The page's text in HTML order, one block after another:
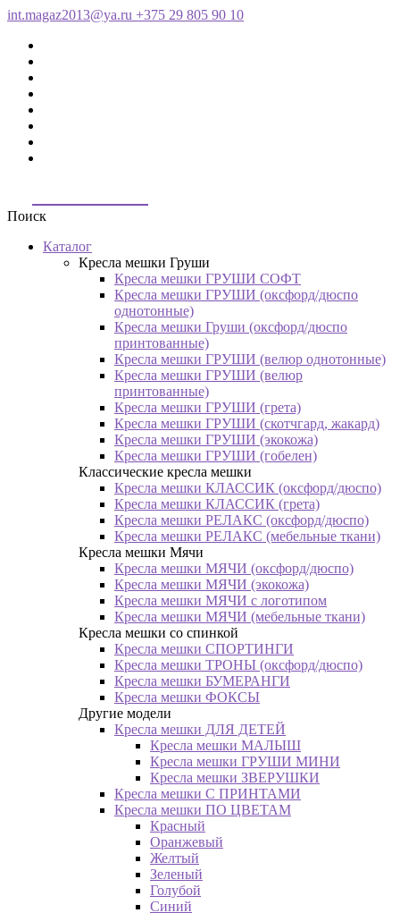
int.magaz2013@ya.ru +375 29 805 90 10
Поиск
Каталог
Кресла мешки Груши
Кресла мешки ГРУШИ СОФТ
Кресла мешки ГРУШИ (оксфорд/дюспо
однотонные)
Кресла мешки Груши (оксфорд/дюспо
принтованные)
Кресла мешки ГРУШИ (велюр однотонные)
Кресла мешки ГРУШИ (велюр
принтованные)
Кресла мешки ГРУШИ (грета)
Кресла мешки ГРУШИ (скотчгард, жакард)
Кресла мешки ГРУШИ (экокожа)
Кресла мешки ГРУШИ (гобелен)
Классические кресла мешки
Кресла мешки КЛАССИК (оксфорд/дюспо)
Кресла мешки КЛАССИК (грета)
Креслa мешки РЕЛАКС (оксфорд/дюспо)
Креслa мешки РЕЛАКС (мебельные ткани)
Кресла мешки Мячи
Кресла мешки МЯЧИ (оксфорд/дюспо)
Кресла мешки МЯЧИ (экокожа)
Кресла мешки МЯЧИ с логотипом
Кресла мешки МЯЧИ (мебельные ткани)
Кресла мешки со спинкой
Кресла мешки СПОРТИНГИ
Кресла мешки ТРОНЫ (оксфорд/дюспо)
Кресла мешки БУМЕРАНГИ
Кресла мешки ФОКСЫ
Другие модели
Кресла мешки ДЛЯ ДЕТЕЙ
Кресла мешки МАЛЫШ
Кресла мешки ГРУШИ МИНИ
Кресла мешки ЗВЕРУШКИ
Кресла мешки С ПРИНТАМИ
Кресла мешки ПО ЦВЕТАМ
Красный
Оранжевый
Желтый
Зеленый
Голубой
Синий